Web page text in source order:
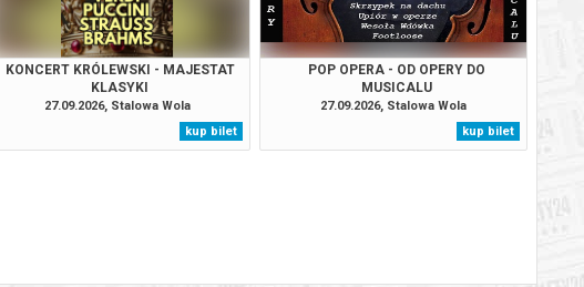
KONCERT KRÓLEWSKI - MAJESTAT
KLASYKI
27.09.2026, Stalowa Wola
kup bilet
POP OPERA - OD OPERY DO
MUSICALU
27.09.2026, Stalowa Wola
kup bilet